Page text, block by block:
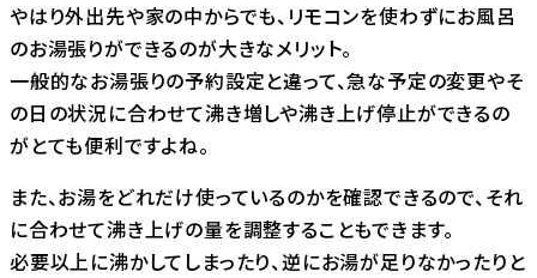
やはり外出先や家の中からでも、リモコンを使わずにお風呂
のお湯張りができるのが大きなメリット。
一般的なお湯張りの予約設定と違って、急な予定の変更やそ
の日の状況に合わせて沸き増しや沸き上げ停止ができるの
がとても便利ですよね。
また、お湯をどれだけ使っているのかを確認できるので、それ
に合わせて沸き上げの量を調整することもできます。
必要以上に沸かしてしまったり、逆にお湯が足りなかったりと